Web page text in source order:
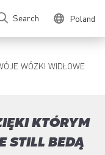
Search Poland
WÓZKI WIDŁOWE
KTÓRYM
STILL BEDĄ